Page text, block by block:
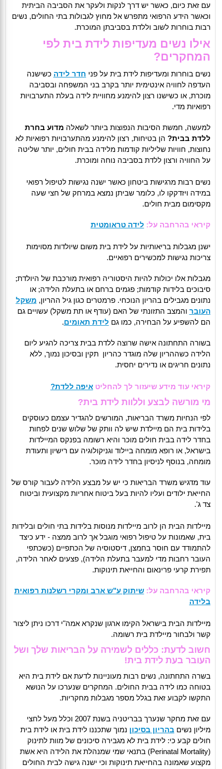
עם זאת כיום, כאשר יש דרך לנקות ולעקר את הסביבה הביתית
וכאשר הידע הרפואי מתפרש אל מחוץ לגבולות בתי החולים, נשים
רבות בוחרות לשוב וללדת בסביבתן המוכרת.
אילו נשים מעדיפות לידת בית לפי
המחקרים?
נשים בוחרות ומעדיפות לידת בית על פני חדר לידה כשישנה
העדפה לחוויה אינטימית יותר בקרב בני המשפחה ובסביבה
מוכרת, או כשישנו רצון להימנע מחוויית לידה בעלת התערבויות
רפואיות מדי.
למעשה, חמשת הסיבות הנפוצות ביותר לשאלה מדוע בחרת
ללדת בבית? הן בטיחות, רצון להימנע מהתערבויות רפואיות לא
נחוצות, חוויות שליליות קודמות מלידה בבית חולים, יותר שליטה
על החוויה ורצון ללדת בסביבה נוחה ומוכרת.
נשים רבות מרגישות ביטחון כאשר ישנה נגישות לטיפול רפואי
במידה ויזדקקו לו, כלומר שביתן נמצא במרחק של חצי שעה
מקסימום מבית חולים.
קיראי בהרחבה על: לידה טראומטית
ישנן מגבלות בריאותיות על לידת בית משום שיולדות מסוימות
צריכות נגישות למכשירים רפואיים.
מגבלות אלו יכולות להיות היסטוריה רפואית מורכבת של היולדת;
סיבוכים בלידות קודמות; פגמים ברחם או בתעלת הלידה; או
נתונים מגבילים בהריון הנוכחי. פרמטרים כגון גיל ההריון, משקל
העובר והמצב התזונתי של האם (עודף או תת משקל) עשויים גם
הם להשפיע על הבחירה, כמו גם לידת תאומים.
בשורה התחתונה אישה שרוצה ללדת בבית צריכה להגיע ליום
הלידה כשההריון שלה מוגדר כהריון תקין ובסיכון נמוך, ללא
נתונים חריגים או נדירים יחסית.
קיראי עוד מידע שיעזור לך להחליט איפה ללדת?
מי מורשה לבצע וללוות לידת בית?
לפי הנחיות משרד הבריאות, המורשים להגדיר עצמם כעוסקים
בלידות בית הם מיילדת שיש לה וותק של שלוש שנים לפחות
בחדר לידה בבית חולים מוכר והיא רשומה בפנקס המיילדות
בישראל, או רופא מומחה ביילוד וגניקולוגיה עם רישיון ותעודת
מומחה, בנוסף לניסיון בחדר לידה מוכר.
עוד מדגיש משרד הבריאות כי יש על מבצע הלידה לעבור קורס של
החייאת ילודים ועליו להיות בעל ביטוח אחריות מקצועית וביטוח
צד ג'.
מיילדות הבית הן לרוב מיילדות מנוסות בלידות בתי חולים ובלידות
בית, שאמונות על טיפול רפואי מוגבל אך לרוב ממצה - ידע כיצד
להתמודד עם חוסר בחמצן, דיסטוסיה של הכתפיים (כשכתפי
העובר רחבות מדי למעבר בתעלת הלידה), פצעים לאחר הלידה,
תפירת קרעי פרינאום והחייאת תינוקות.
קיראי בהרחבה על: שיתוק ע"ש ארב ומקרי רשלנות רפואית
בלידה
מיילדות הבית בישראל הקימו ארגון שנקרא אמה"י דרכו ניתן ליצור
קשר ולבחור מיילדת בית רשומה.
חשוב לדעת: כללים לשמירה על הבריאות שלך ושל
העובר בעת לידת בית!
בשרה התחתונה, נשים רבות מעוניינות לדעת אם לידת בית היא
בטוחה כמו לידה בבית החולים. המחקרים שנערכו על הנושא
התקשו לקבוע זאת בגלל מספר מגבלות מחקריות.
עם זאת מחקר שנערך בבריטניה בשנת 2007 וכלל מעל לחצי
מיליון נשים בהריון בסיכון נמוך שתכננו לידת בית או לידת בית
חולים קבע כי: לידת בית לא מגבירה סיכונים של מוות לתינוק
(Perinatal Mortality) בתנאי שמי שמנהלת את הלידה היא אשת
מקצוע שאמונה בהחייאת תינוקות וכי ישנה גישה לבית החולים